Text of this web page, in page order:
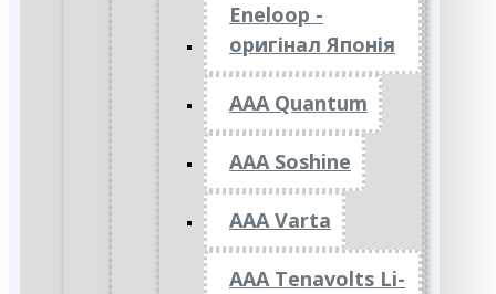
Eneloop -
оригінал Японія
AAA Quantum
AAA Soshine
AAA Varta
AAA Tenavolts Li-